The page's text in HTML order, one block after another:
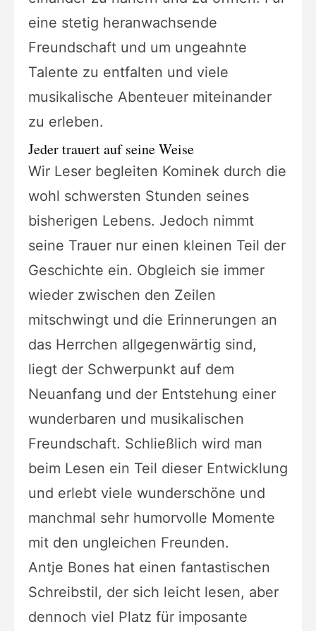
eine stetig heranwachsende
Freundschaft und um ungeahnte
Talente zu entfalten und viele
musikalische Abenteuer miteinander
zu erleben.
Jeder trauert auf seine Weise
Wir Leser begleiten Kominek durch die
wohl schwersten Stunden seines
bisherigen Lebens. Jedoch nimmt
seine Trauer nur einen kleinen Teil der
Geschichte ein. Obgleich sie immer
wieder zwischen den Zeilen
mitschwingt und die Erinnerungen an
das Herrchen allgegenwärtig sind,
liegt der Schwerpunkt auf dem
Neuanfang und der Entstehung einer
wunderbaren und musikalischen
Freundschaft. Schließlich wird man
beim Lesen ein Teil dieser Entwicklung
und erlebt viele wunderschöne und
manchmal sehr humorvolle Momente
mit den ungleichen Freunden.
Antje Bones hat einen fantastischen
Schreibstil, der sich leicht lesen, aber
dennoch viel Platz für imposante